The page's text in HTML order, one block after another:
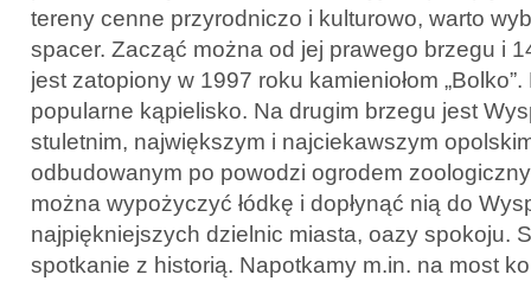
tereny cenne przyrodniczo i kulturowo, warto
spacer. Zacząć można od jej prawego brzegu i
jest zatopiony w 1997 roku kamieniołom
popularne kąpielisko. Na drugim brzegu jest
stuletnim, największym i najciekawszym
odbudowanym po powodzi ogrodem
można wypożyczyć łódkę i dopłynąć nią do
najpiękniejszych dzielnic miasta, oazy spokoju.
spotkanie z historią. Napotkamy m.in. na most